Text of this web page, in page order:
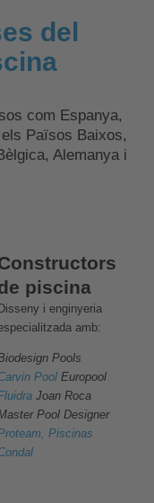
del
com Espanya,
Països Baixos,
Alemanya i
piscina
Disseny i enginyeria
amb:
Pools
Pool Europool
Joan Roca
Pool Designer
Piscinas